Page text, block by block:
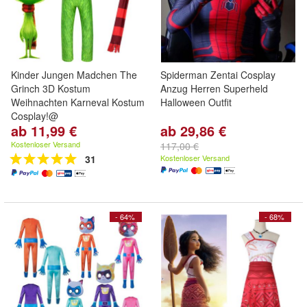
Kinder Jungen Madchen The
Grinch 3D Kostum
Weihnachten Karneval Kostum
Cosplay!@
ab 11,99 €
Kostenloser Versand
31
Spiderman Zentai Cosplay
Anzug Herren Superheld
Halloween Outfit
ab 29,86 €
117,00 €
Kostenloser Versand
- 64% - 68%